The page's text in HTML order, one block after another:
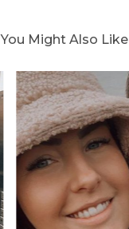
You Might Also Like